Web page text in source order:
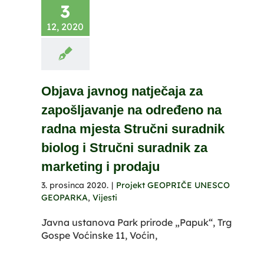
3
12, 2020
Objava javnog natječaja za
zapošljavanje na određeno na
radna mjesta Stručni suradnik
biolog i Stručni suradnik za
marketing i prodaju
3. prosinca 2020. | Projekt GEOPRIČE UNESCO
GEOPARKA, Vijesti
Javna ustanova Park prirode „Papuk“, Trg
Gospe Voćinske 11, Voćin,